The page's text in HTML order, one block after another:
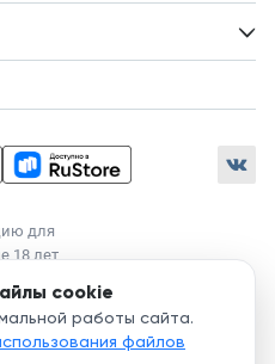
cookie
работы сайта.
файлов
для
18 лет